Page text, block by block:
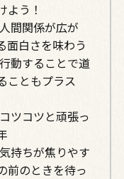
よう！
間関係が広が
面白さを味わう
動することで道
こともプラス
ツコツと頑張っ
持ちが焦りやす
前のときを待っ